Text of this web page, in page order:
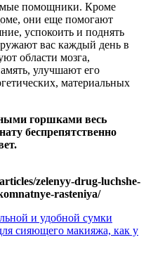
помощники. Кроме
они еще помогают
успокоить и поднять
вас каждый день в
области мозга,
улучшают его
материальных
горшками весь
беспрепятственно
zelenyy-drug-luchshe-
rasteniya/
и удобной сумки
сияющего макияжа, как у